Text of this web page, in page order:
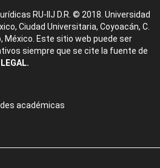
RU-IIJ D.R. © 2018. Universidad
Ciudad Universitaria, Coyoacán, C.
México. Este sitio web puede ser
siempre que se cite la fuente de
académicas